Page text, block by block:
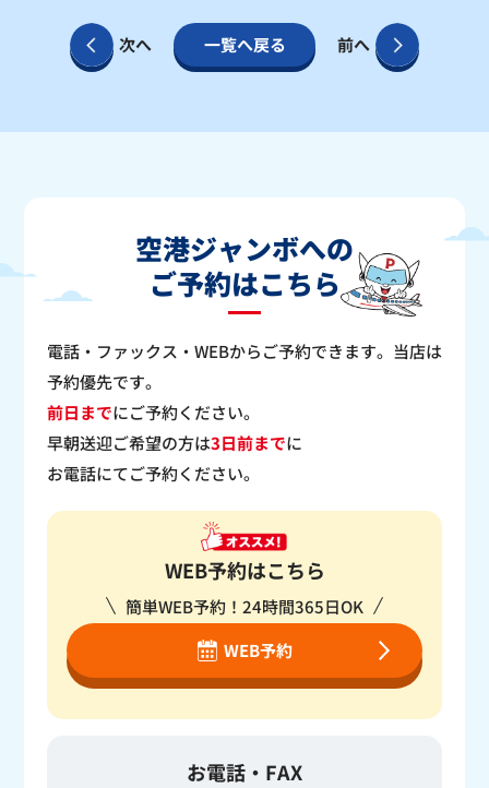
次へ 一覧へ戻る 前へ
空港ジャンボへの
ご予約はこちら
電話・ファックス・WEBからご予約できます。当店は
予約優先です。
前日までにご予約ください。
早朝送迎ご希望の方は3日前までに
お電話にてご予約ください。
WEB予約はこちら
簡単WEB予約！24時間365日OK
WEB予約
お電話・FAX